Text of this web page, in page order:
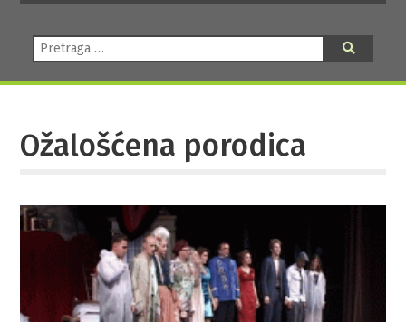
Pretraga:
Ožalošćena porodica